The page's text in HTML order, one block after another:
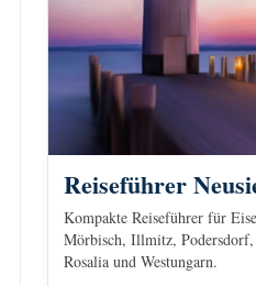
Reiseführer
Kompakte Reiseführer für
Mörbisch, Illmitz, Podersdorf,
Rosalia und Westungarn.